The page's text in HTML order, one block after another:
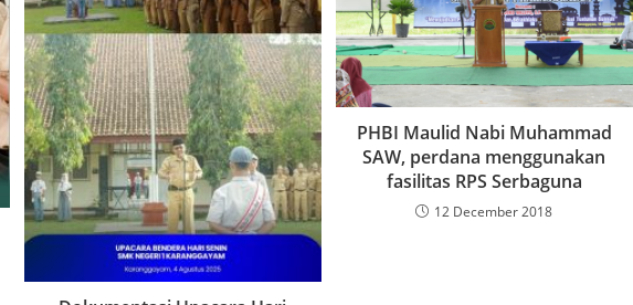
PHBI Maulid Nabi Muhammad
SAW, perdana menggunakan
fasilitas RPS Serbaguna
12 December 2018